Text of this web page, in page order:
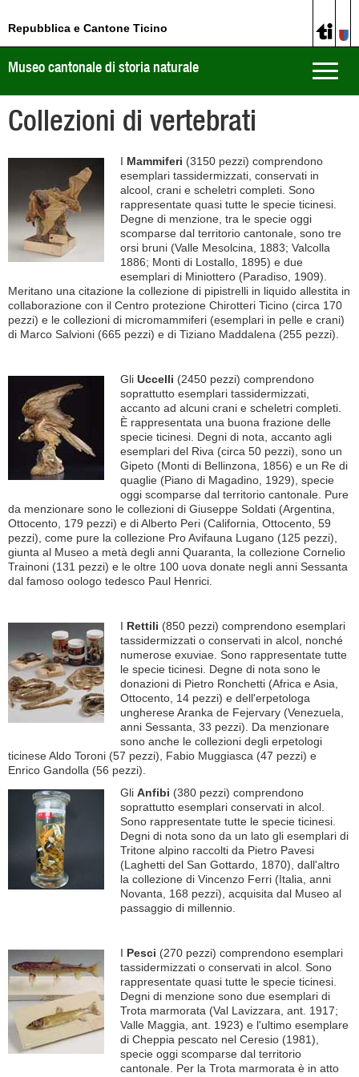
Repubblica e Cantone Ticino
Toggle
Museo cantonale di storia naturale
Collezioni di vertebrati
I Mammiferi (3150 pezzi) comprendono
esemplari tassidermizzati, conservati in
alcool, crani e scheletri completi. Sono
rappresentate quasi tutte le specie ticinesi.
Degne di menzione, tra le specie oggi
scomparse dal territorio cantonale, sono tre
orsi bruni (Valle Mesolcina, 1883; Valcolla
1886; Monti di Lostallo, 1895) e due
esemplari di Miniottero (Paradiso, 1909).
Meritano una citazione la collezione di pipistrelli in liquido allestita in
collaborazione con il Centro protezione Chirotteri Ticino (circa 170
pezzi) e le collezioni di micromammiferi (esemplari in pelle e crani)
di Marco Salvioni (665 pezzi) e di Tiziano Maddalena (255 pezzi).
Gli Uccelli (2450 pezzi) comprendono
soprattutto esemplari tassidermizzati,
accanto ad alcuni crani e scheletri completi.
È rappresentata una buona frazione delle
specie ticinesi. Degni di nota, accanto agli
esemplari del Riva (circa 50 pezzi), sono un
Gipeto (Monti di Bellinzona, 1856) e un Re di
quaglie (Piano di Magadino, 1929), specie
oggi scomparse dal territorio cantonale. Pure
da menzionare sono le collezioni di Giuseppe Soldati (Argentina,
Ottocento, 179 pezzi) e di Alberto Peri (California, Ottocento, 59
pezzi), come pure la collezione Pro Avifauna Lugano (125 pezzi),
giunta al Museo a metà degli anni Quaranta, la collezione Cornelio
Trainoni (131 pezzi) e le oltre 100 uova donate negli anni Sessanta
dal famoso oologo tedesco Paul Henrici.
I Rettili (850 pezzi) comprendono esemplari
tassidermizzati o conservati in alcol, nonché
numerose exuviae. Sono rappresentate tutte
le specie ticinesi. Degne di nota sono le
donazioni di Pietro Ronchetti (Africa e Asia,
Ottocento, 14 pezzi) e dell'erpetologa
ungherese Aranka de Fejervary (Venezuela,
anni Sessanta, 33 pezzi). Da menzionare
sono anche le collezioni degli erpetologi
ticinese Aldo Toroni (57 pezzi), Fabio Muggiasca (47 pezzi) e
Enrico Gandolla (56 pezzi).
Gli Anfibi (380 pezzi) comprendono
soprattutto esemplari conservati in alcol.
Sono rappresentate tutte le specie ticinesi.
Degni di nota sono da un lato gli esemplari di
Tritone alpino raccolti da Pietro Pavesi
(Laghetti del San Gottardo, 1870), dall'altro
la collezione di Vincenzo Ferri (Italia, anni
Novanta, 168 pezzi), acquisita dal Museo al
passaggio di millennio.
I Pesci (270 pezzi) comprendono esemplari
tassidermizzati o conservati in alcol. Sono
rappresentate quasi tutte le specie ticinesi.
Degni di menzione sono due esemplari di
Trota marmorata (Val Lavizzara, ant. 1917;
Valle Maggia, ant. 1923) e l'ultimo esemplare
di Cheppia pescato nel Ceresio (1981),
specie oggi scomparse dal territorio
cantonale. Per la Trota marmorata è in atto